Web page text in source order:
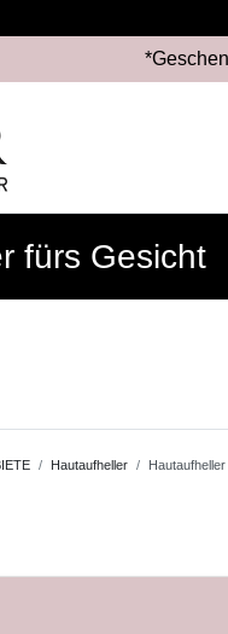
fürs Gesicht
Hautaufheller